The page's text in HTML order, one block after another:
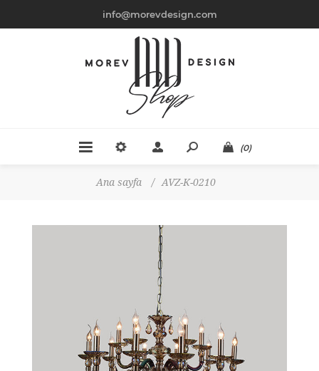
info@morevdesign.com
(0)
Ana sayfa / AVZ-K-0210